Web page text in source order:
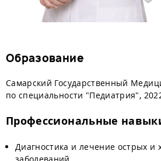
Образование
Самарский Государственный
по специальности "Педиатрия",
Профессиональные
Диагностика и лечение острых и